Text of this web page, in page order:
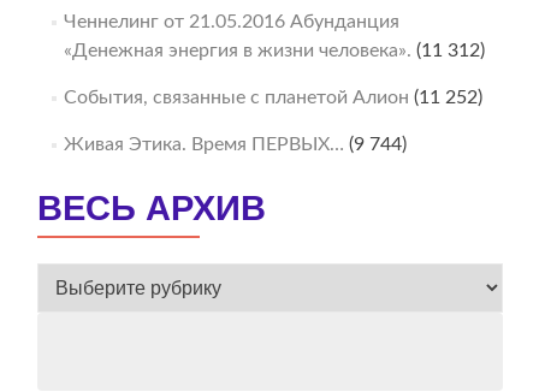
Ченнелинг от 21.05.2016 Абунданция
«Денежная энергия в жизни человека». (11 312)
События, связанные с планетой Алион (11 252)
Живая Этика. Время ПЕРВЫХ… (9 744)
ВЕСЬ АРХИВ
ВЕСЬ